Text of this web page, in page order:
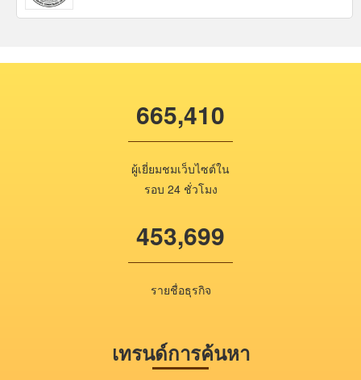
665,410
ผู้เยี่ยมชมเว็บไซต์ใน
รอบ 24 ชั่วโมง
453,699
รายชื่อธุรกิจ
เทรนด์การค้นหา